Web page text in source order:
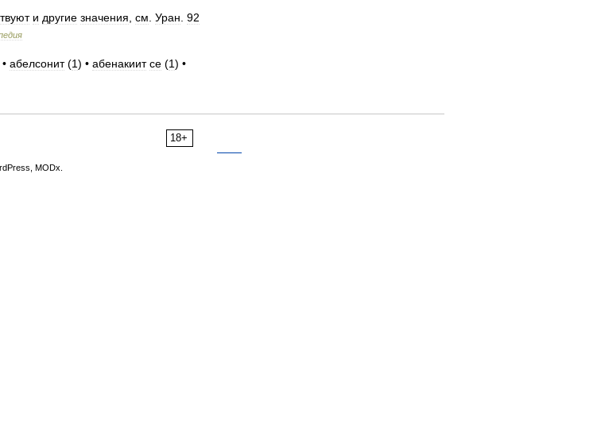
и другие значения см Уран 92
• абелсонит(1) • абенакиит се (1) •
18+
MODx.